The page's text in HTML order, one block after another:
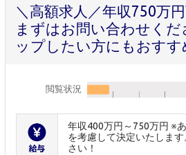
＼高額求人／年収750万
まずはお問い合わせく
ップしたい方にもおすす
閲覧状況
年収400万円～750万円 ※
を考慮して決定いたしま
さい！